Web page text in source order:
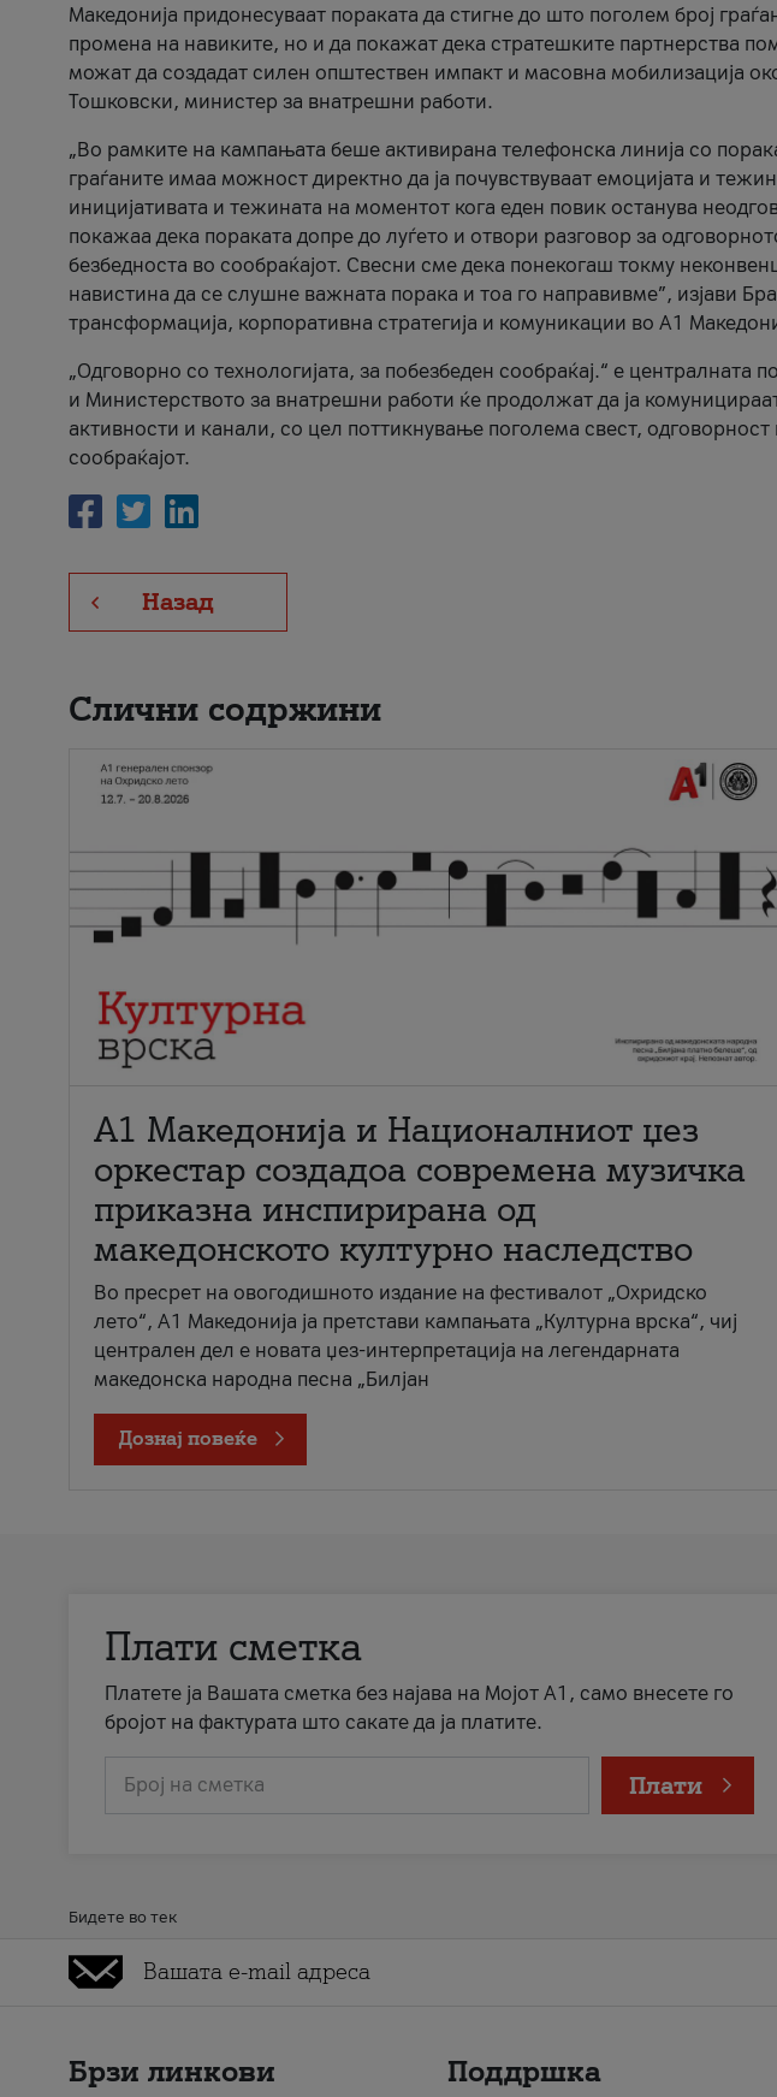
Македонија придонесуваат пораката да стигне до што поголем број
промена на навиките, но и да покажат дека стратешките партнерства
можат да создадат силен општествен импакт и масовна мобилизација
Тошковски, министер за внатрешни работи.
„Во рамките на кампањата беше активирана телефонска линија со
граѓаните имаа можност директно да ја почувствуваат емоцијата и
иницијативата и тежината на моментот кога еден повик останува
покажаа дека пораката допре до луѓето и отвори разговор за
безбедноста во сообраќајот. Свесни сме дека понекогаш токму
навистина да се слушне важната порака и тоа го направивме”, изјави
трансформација, корпоративна стратегија и комуникации во А1
„Одговорно со технологијата, за побезбеден сообраќај.“ е централната
и Министерството за внатрешни работи ќе продолжат да ја
активности и канали, со цел поттикнување поголема свест, одговорност
сообраќајот.
Назад
Слични содржини
А1 Македонија и Националниот џез
оркестар создадоа современа музичка
приказна инспирирана од
македонското културно наследство
Во пресрет на овогодишното издание на фестивалот „Охридско
лето“, А1 Македонија ја претстави кампањата „Културна врска“, чиј
централен дел е новата џез-интерпретација на легендарната
македонска народна песна „Билјан
Дознај повеќе
Плати сметка
Платете ја Вашата сметка без најава на Мојот А1, само внесете го
бројот на фактурата што сакате да ја платите.
Број на сметка Плати
Бидете во тек
Брзи линкови Поддршка